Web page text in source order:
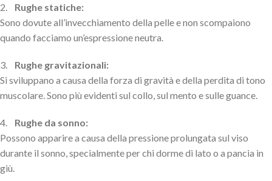
2. Rughe statiche:
Sono dovute all’invecchiamento della pelle e non scompaiono
quando facciamo un’espressione neutra.
3. Rughe gravitazionali:
Si sviluppano a causa della forza di gravità e della perdita di tono
muscolare. Sono più evidenti sul collo, sul mento e sulle guance.
4. Rughe da sonno:
Possono apparire a causa della pressione prolungata sul viso
durante il sonno, specialmente per chi dorme di lato o a pancia in
giù.